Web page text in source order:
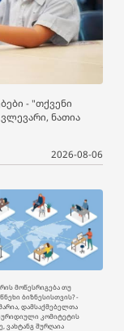
- "თქვენი
ნათია
2026-08-06
მოწესრიგება თუ
ბიზნესისთვის? -
დამსაქმებელთა
კომიტეტის
ვახტანგ შურღაია